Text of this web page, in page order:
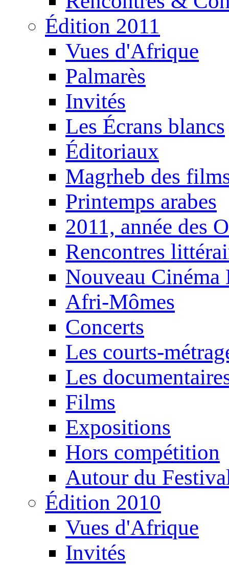
Édition 2011
Vues d'Afrique
Palmarès
Invités
Les Écrans blancs
Éditoriaux
Magrheb des
Printemps arabes
2011, année des
Rencontres
Nouveau Cinéma
Afri-Mômes
Concerts
Les courts-
Les
Films
Expositions
Hors compétition
Autour du
Édition 2010
Vues d'Afrique
Invités